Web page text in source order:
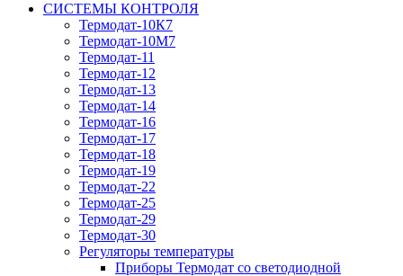
СИСТЕМЫ КОНТРОЛЯ
Термодат-10К7
Термодат-10М7
Термодат-11
Термодат-12
Термодат-13
Термодат-14
Термодат-16
Термодат-17
Термодат-18
Термодат-19
Термодат-22
Термодат-25
Термодат-29
Термодат-30
Регуляторы температуры
Приборы Термодат со светодиодной